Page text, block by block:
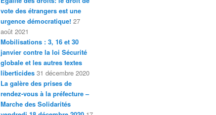
vote des étrangers est une
urgence démocratique! 27
août 2021
Mobilisations : 3, 16 et 30
janvier contre la loi Sécurité
globale et les autres textes
liberticides 31 décembre 2020
La galère des prises de
rendez-vous à la préfecture –
Marche des Solidarités